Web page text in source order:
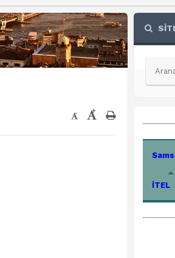
- +
İTEL